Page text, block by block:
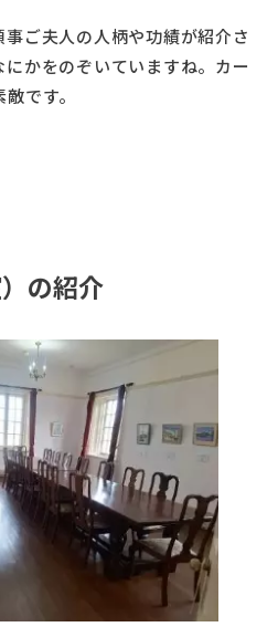
ご夫人の人柄や功績が紹介さ
かをのぞいていますね。カー
です。
の紹介